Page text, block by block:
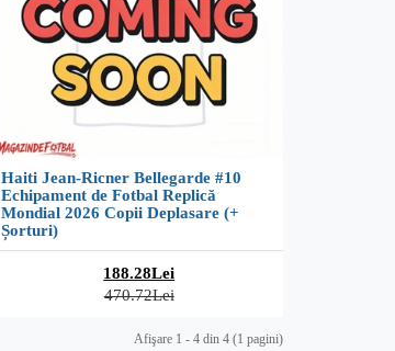
Haiti Jean-Ricner Bellegarde #10
Echipament de Fotbal Replică
Mondial 2026 Copii Deplasare (+
Șorturi)
188.28Lei
470.72Lei
Afişare 1 - 4 din 4 (1 pagini)